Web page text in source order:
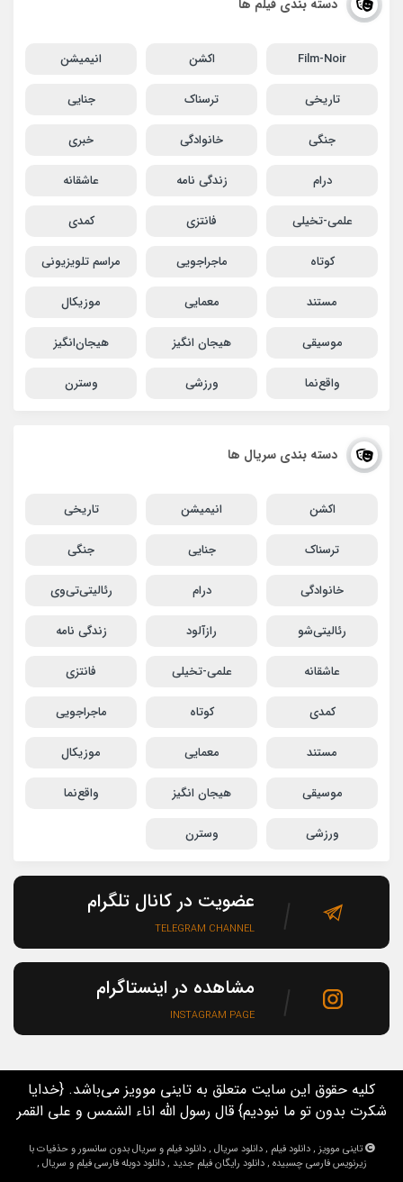
دسته بندی فیلم ها
Film-Noir اکشن انیمیشن
تاریخی ترسناک جنایی
جنگی خانوادگی خبری
درام زندگی نامه عاشقانه
علمی-تخیلی فانتزی کمدی
کوتاه ماجراجویی مراسم تلویزیونی
مستند معمایی موزیکال
موسیقی هیجان انگیز هیجان‌انگیز
واقع‌نما ورزشی وسترن
دسته بندی سریال ها
اکشن انیمیشن تاریخی
ترسناک جنایی جنگی
خانوادگی درام رئالیتی‌تی‌وی
رئالیتی‌شو رازآلود زندگی نامه
عاشقانه علمی-تخیلی فانتزی
کمدی کوتاه ماجراجویی
مستند معمایی موزیکال
موسیقی هیجان انگیز واقع‌نما
ورزشی وسترن
عضویت در کانال تلگرام
TELEGRAM CHANNEL
مشاهده در اینستاگرام
INSTAGRAM PAGE
کلیه حقوق این سایت متعلق به تاینی موویز می‌باشد. {خدایا
شکرت بدون تو ما نبودیم} قال رسول الله اناء الشمس و علی القمر
تاینی موویز , دانلود فیلم , دانلود سریال , دانلود فیلم و سریال بدون سانسور و حذفیات با
زیرنویس فارسی چسبیده , دانلود رایگان فیلم جدید , دانلود دوبله فارسی فیلم و سریال ,